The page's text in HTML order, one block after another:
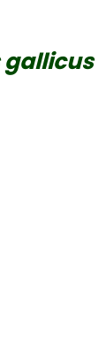
gallicus